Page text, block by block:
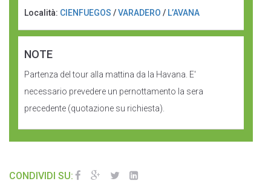
Località: CIENFUEGOS /VARADERO / L’AVANA
NOTE
Partenza del tour alla mattina da la Havana. E'
necessario prevedere un pernottamento la sera
precedente (quotazione su richiesta).
CONDIVIDI SU: